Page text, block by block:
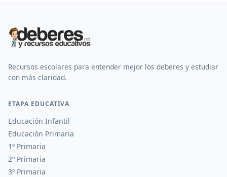
Recursos escolares para entender mejor los deberes y estudiar
con más claridad.
ETAPA EDUCATIVA
Educación Infantil
Educación Primaria
1º Primaria
2º Primaria
3º Primaria